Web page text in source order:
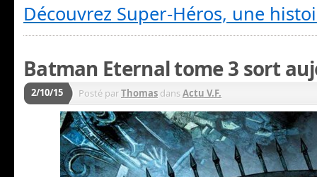
Découvrez Super-Héros, une
Batman Eternal tome 3 sort
2/10/15 Posté parThomas dansActu V.F.